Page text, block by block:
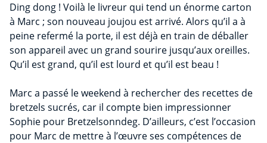
Ding dong ! Voilà le livreur qui tend un énorme carton
à Marc ; son nouveau joujou est arrivé. Alors qu’il a à
peine refermé la porte, il est déjà en train de déballer
son appareil avec un grand sourire jusqu’aux oreilles.
Qu’il est grand, qu’il est lourd et qu’il est beau !
Marc a passé le weekend à rechercher des recettes de
bretzels sucrés, car il compte bien impressionner
Sophie pour Bretzelsonndeg. D’ailleurs, c’est l’occasion
pour Marc de mettre à l’œuvre ses compétences de